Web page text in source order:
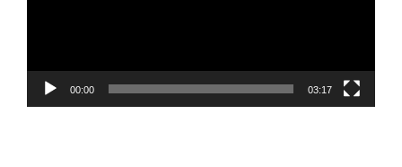
00:00 03:17